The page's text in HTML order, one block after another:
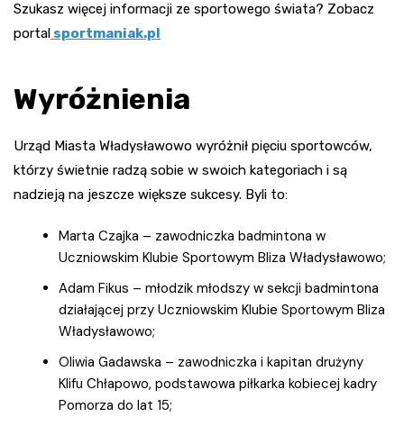
Szukasz więcej informacji ze sportowego świata? Zobacz
portal sportmaniak.pl
Wyróżnienia
Urząd Miasta Władysławowo wyróżnił pięciu sportowców,
którzy świetnie radzą sobie w swoich kategoriach i są
nadzieją na jeszcze większe sukcesy. Byli to:
Marta Czajka – zawodniczka badmintona w
Uczniowskim Klubie Sportowym Bliza Władysławowo;
Adam Fikus – młodzik młodszy w sekcji badmintona
działającej przy Uczniowskim Klubie Sportowym Bliza
Władysławowo;
Oliwia Gadawska – zawodniczka i kapitan drużyny
Klifu Chłapowo, podstawowa piłkarka kobiecej kadry
Pomorza do lat 15;